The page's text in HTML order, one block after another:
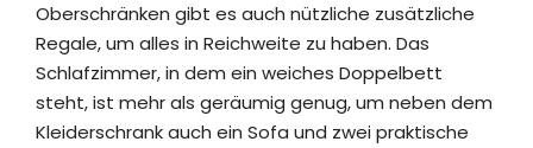
Oberschränken gibt es auch nützliche zusätzliche
Regale, um alles in Reichweite zu haben. Das
Schlafzimmer, in dem ein weiches Doppelbett
steht, ist mehr als geräumig genug, um neben dem
Kleiderschrank auch ein Sofa und zwei praktische